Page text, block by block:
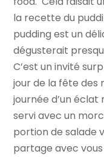
la recette du
pudding est un
dégusterait
C’est un invité
jour de la fête des
journée d’un
servi avec un
portion de salade
partage avec